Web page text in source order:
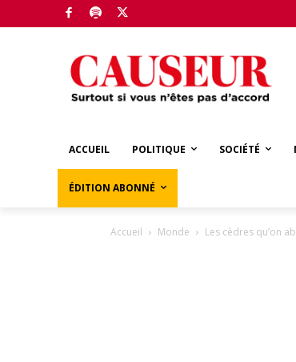
ACCUEIL POLITIQUE SOCIÉTÉ
ÉDITION ABONNÉ
Accueil Monde Les cèdres qu’on